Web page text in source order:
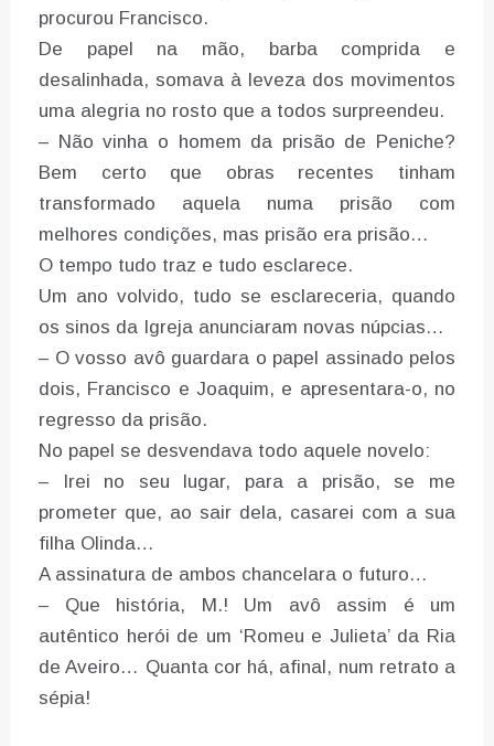
procurou Francisco.
De papel na mão, barba comprida e
desalinhada, somava à leveza dos movimentos
uma alegria no rosto que a todos surpreendeu.
– Não vinha o homem da prisão de Peniche?
Bem certo que obras recentes tinham
transformado aquela numa prisão com
melhores condições, mas prisão era prisão…
O tempo tudo traz e tudo esclarece.
Um ano volvido, tudo se esclareceria, quando
os sinos da Igreja anunciaram novas núpcias…
– O vosso avô guardara o papel assinado pelos
dois, Francisco e Joaquim, e apresentara-o, no
regresso da prisão.
No papel se desvendava todo aquele novelo:
– Irei no seu lugar, para a prisão, se me
prometer que, ao sair dela, casarei com a sua
filha Olinda…
A assinatura de ambos chancelara o futuro…
– Que história, M.! Um avô assim é um
autêntico herói de um ‘Romeu e Julieta’ da Ria
de Aveiro… Quanta cor há, afinal, num retrato a
sépia!